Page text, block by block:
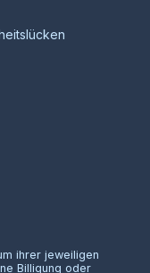
ihrer jeweiligen
Billigung oder